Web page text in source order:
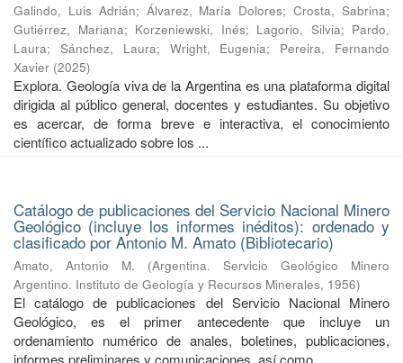
Galindo, Luis Adrián; Álvarez, María Dolores;Crosta, Sabrina;
Gutiérrez, Mariana; Korzeniewski, Inés; Lagorio, Silvia; Pardo,
Laura; Sánchez, Laura; Wright, Eugenia; Pereira, Fernando
Xavier (2025)
Explora. Geología viva de la Argentina es una plataforma digital
dirigida al público general, docentes y estudiantes. Su objetivo
es acercar, de forma breve e interactiva, el conocimiento
científico actualizado sobre los ...
Catálogo de publicaciones del Servicio Nacional Minero
Geológico (incluye los informes inéditos): ordenado y
clasificado por Antonio M. Amato (Bibliotecario)
Amato, Antonio M. (Argentina. Servicio Geológico Minero
Argentino. Instituto de Geología y Recursos Minerales, 1956)
El catálogo de publicaciones del Servicio Nacional Minero
Geológico, es el primer antecedente que incluye un
ordenamiento numérico de anales, boletines, publicaciones,
informes preliminares y comunicaciones, así como ...